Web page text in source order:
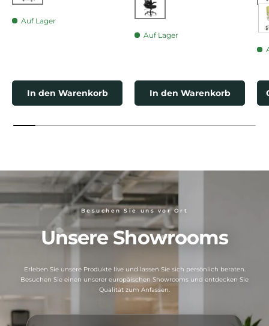
Schwarz
Auf Lager
In den Warenkorb
Schwarz
Auf Lager
In den Warenkorb
Besuchen Sie uns vor Ort
Unsere Showrooms
Erleben Sie unsere Produkte live und lassen Sie sich persönlich beraten.
Besuchen Sie einen unserer europäischen Showrooms und entdecken Sie
Qualität zum Anfassen.